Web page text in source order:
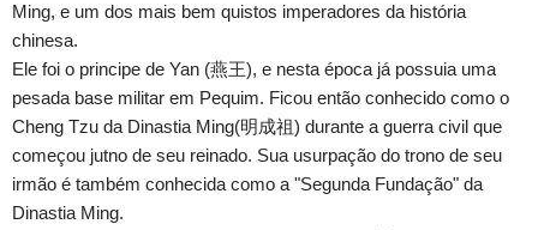
Ming, e um dos mais bem quistos imperadores da história
chinesa.
Ele foi o principe de Yan (燕王), e nesta época já possuia uma
pesada base militar em Pequim. Ficou então conhecido como o
Cheng Tzu da Dinastia Ming(明成祖) durante a guerra civil que
começou jutno de seu reinado. Sua usurpação do trono de seu
irmão é também conhecida como a "Segunda Fundação" da
Dinastia Ming.